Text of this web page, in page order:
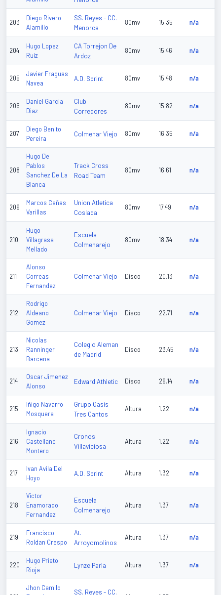
203
Diego Rivero
Alamillo
SS. Reyes - CC.
Menorca
80mv 15.35 n/a
204
Hugo Lopez
Ruiz
CA Torrejon De
Ardoz
80mv 15.46 n/a
205
Javier Fraguas
Navea
A.D. Sprint 80mv 15.48 n/a
206
Daniel Garcia
Diaz
Club
Corredores
80mv 15.82 n/a
207
Diego Benito
Pereira
Colmenar Viejo 80mv 16.35 n/a
208
Hugo De
Pablos
Sanchez De La
Blanca
Track Cross
Road Team
80mv 16.61 n/a
209
Marcos Cañas
Varillas
Union Atletica
Coslada
80mv 17.49 n/a
210
Hugo
Villagrasa
Mellado
Escuela
Colmenarejo
80mv 18.34 n/a
211
Alonso
Correas
Fernandez
Colmenar Viejo Disco 20.13 n/a
212
Rodrigo
Aldeano
Gomez
Colmenar Viejo Disco 22.71 n/a
213
Nicolas
Ranninger
Barcena
Colegio Aleman
de Madrid
Disco 23.45 n/a
214
Oscar Jimenez
Alonso
Edward Athletic Disco 29.14 n/a
215
Iñigo Navarro
Mosquera
Grupo Oasis
Tres Cantos
Altura 1.22 n/a
216
Ignacio
Castellano
Montero
Cronos
Villaviciosa
Altura 1.22 n/a
217
Ivan Avila Del
Hoyo
A.D. Sprint Altura 1.32 n/a
218
Victor
Enamorado
Fernandez
Escuela
Colmenarejo
Altura 1.37 n/a
219
Francisco
Roldan Crespo
At.
Arroyomolinos
Altura 1.37 n/a
220
Hugo Prieto
Rioja
Lynze Parla Altura 1.37 n/a
Jhon Camilo
SS. Reyes - CC.